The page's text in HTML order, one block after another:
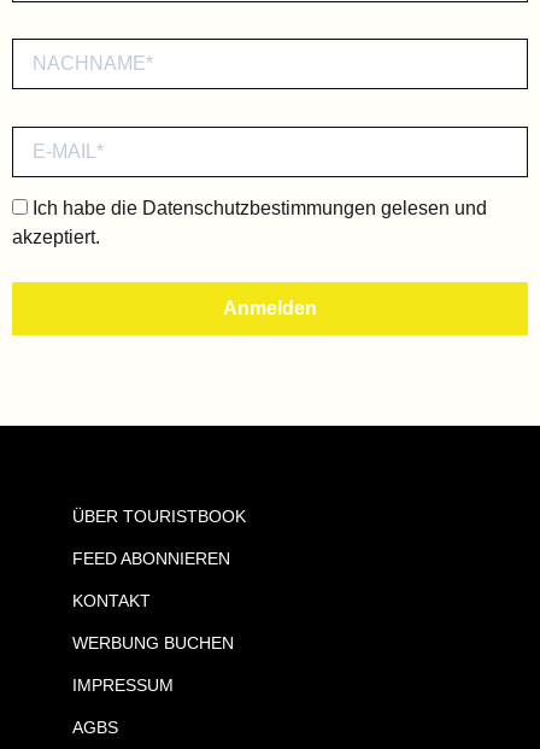
Ich habe die Datenschutzbestimmungen gelesen und
akzeptiert.
ÜBER TOURISTBOOK
FEED ABONNIEREN
KONTAKT
WERBUNG BUCHEN
IMPRESSUM
AGBS